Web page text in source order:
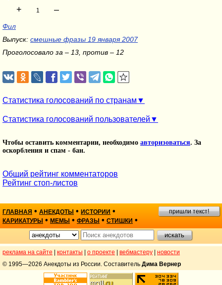
+
1 –
Фил
Выпуск: смешные фразы 19 января 2007
Проголосовало за – 13, против – 12
Статистика голосований по странам
Статистика голосований пользователей
Чтобы оставить комментарии, необходимо авторизоваться. За
оскорбления и спам - бан.
Общий рейтинг комментаторов
Рейтинг стоп-листов
ГЛАВНАЯ • АНЕКДОТЫ • ИСТОРИИ •
КАРИКАТУРЫ • МЕМЫ • ФРАЗЫ • СТИШКИ •
пришли текст!
реклама на сайте контакты о проекте вебмастеру
новости
© 1995—2026 Анекдоты из России. Составитель Дима Вернер